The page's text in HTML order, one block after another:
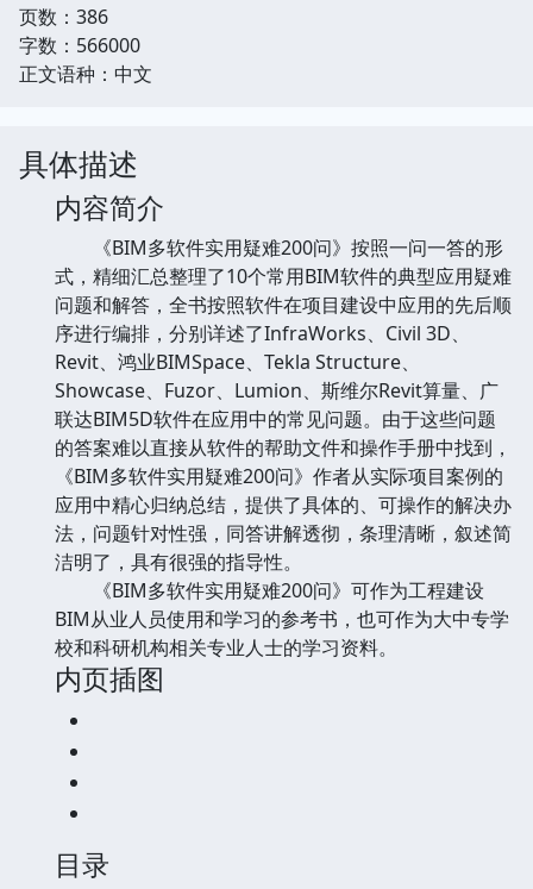
页数：386
字数：566000
正文语种：中文
具体描述
内容简介
《BIM多软件实用疑难200问》按照一问一答的形
式，精细汇总整理了10个常用BIM软件的典型应用疑难
问题和解答，全书按照软件在项目建设中应用的先后顺
序进行编排，分别详述了InfraWorks、Civil 3D、
Revit、鸿业BIMSpace、Tekla Structure、
Showcase、Fuzor、Lumion、斯维尔Revit算量、广
联达BIM5D软件在应用中的常见问题。由于这些问题
的答案难以直接从软件的帮助文件和操作手册中找到，
《BIM多软件实用疑难200问》作者从实际项目案例的
应用中精心归纳总结，提供了具体的、可操作的解决办
法，问题针对性强，同答讲解透彻，条理清晰，叙述简
洁明了，具有很强的指导性。
《BIM多软件实用疑难200问》可作为工程建设
BIM从业人员使用和学习的参考书，也可作为大中专学
校和科研机构相关专业人士的学习资料。
内页插图
目录